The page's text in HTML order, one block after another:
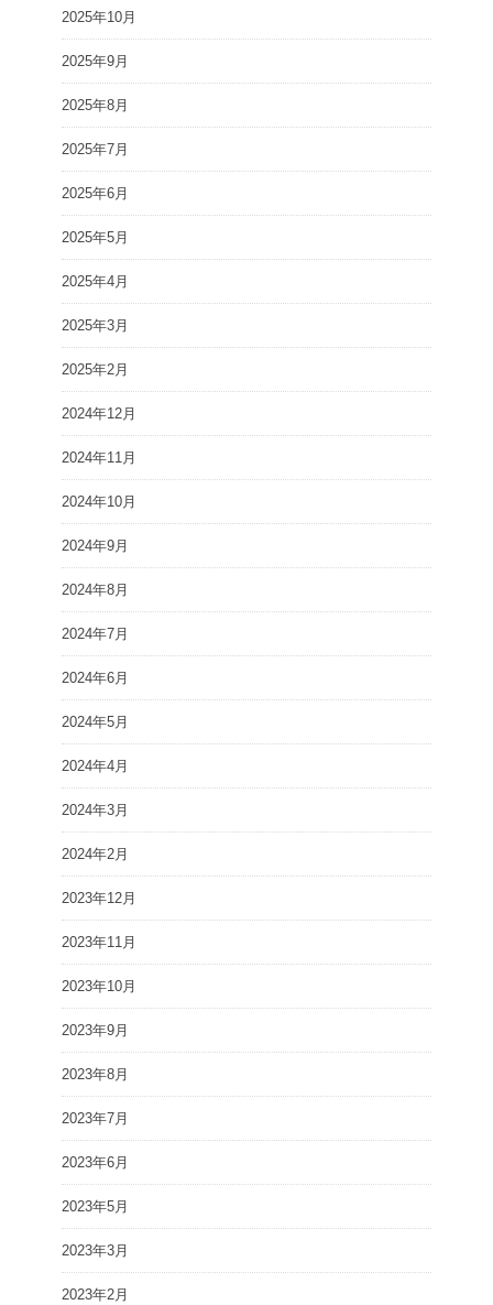
2025年10月
2025年9月
2025年8月
2025年7月
2025年6月
2025年5月
2025年4月
2025年3月
2025年2月
2024年12月
2024年11月
2024年10月
2024年9月
2024年8月
2024年7月
2024年6月
2024年5月
2024年4月
2024年3月
2024年2月
2023年12月
2023年11月
2023年10月
2023年9月
2023年8月
2023年7月
2023年6月
2023年5月
2023年3月
2023年2月